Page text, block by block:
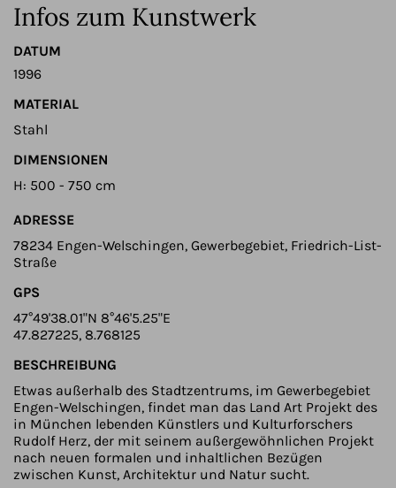
Infos zum Kunstwerk
DATUM
1996
MATERIAL
Stahl
DIMENSIONEN
H: 500 - 750 cm
ADRESSE
78234 Engen-Welschingen, Gewerbegebiet, Friedrich-List-
Straße
GPS
47°49'38.01"N 8°46'5.25"E
47.827225, 8.768125
BESCHREIBUNG
Etwas außerhalb des Stadtzentrums, im Gewerbegebiet
Engen-Welschingen, findet man das Land Art Projekt des
in München lebenden Künstlers und Kulturforschers
Rudolf Herz, der mit seinem außergewöhnlichen Projekt
nach neuen formalen und inhaltlichen Bezügen
zwischen Kunst, Architektur und Natur sucht.